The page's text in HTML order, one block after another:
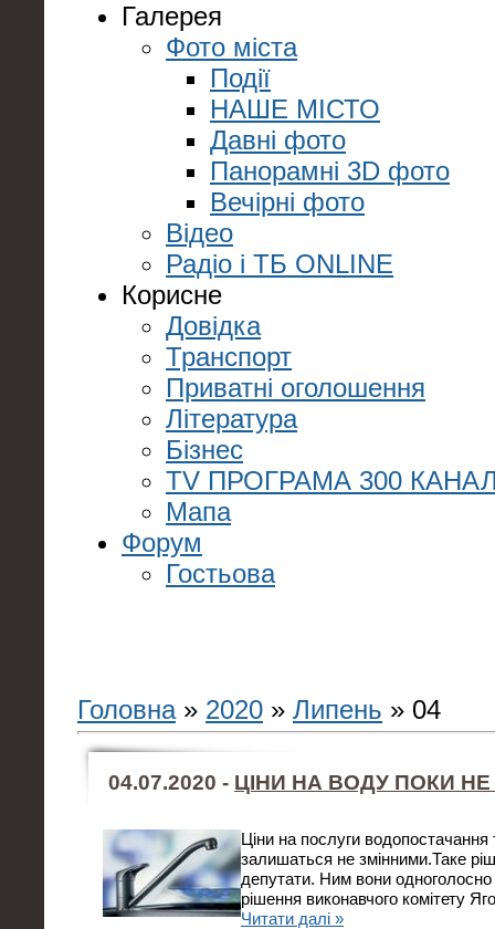
Галерея
Фото міста
Події
НАШЕ МІСТО
Давні фото
Панорамні 3D фото
Вечірні фото
Відео
Радіо і ТБ ONLINE
Корисне
Довідка
Транспорт
Приватні оголошення
Література
Бізнес
TV ПРОГРАМА 300
Мапа
Форум
Гостьова
Головна» 2020 » Липень » 04
04.07.2020 - ЦІНИ НА ВОДУ ПОКИ
Ціни на послуги
залишаться не змінними.Таке
депутати. Ним вони
рішення виконавчого комітету
Читати далі »